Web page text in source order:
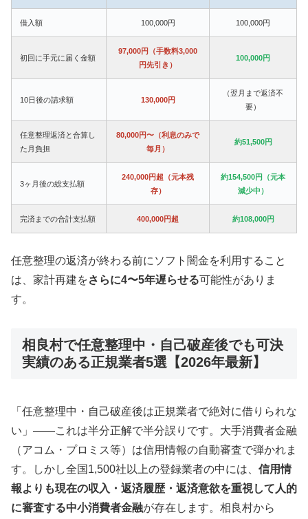
借入額 100,000円 100,000円
初回に手元に届く金額
97,000円（手数料3,000
円先引き）
100,000円
10日後の請求額 130,000円
（翌月まで返済不
要）
任意整理返済と合算し
た月負担
80,000円〜（利息のみで
毎月）
約51,500円
3ヶ月後の総支払額
240,000円超（元本残
存）
約154,500円（元本
減少中）
完済までの合計支払額 400,000円超 約108,000円
任意整理の返済が終わる前にソフト闇金を利用すること
は、家計再建をさらに4〜5年遅らせる可能性がありま
す。
相良村で任意整理中・自己破産後でも可決
実績のある正規業者5選【2026年最新】
「任意整理中・自己破産後は正規業者で絶対に借りられな
い」——これは半分正解で半分誤りです。大手消費者金融
（アコム・プロミス等）は信用情報の自動審査で弾かれま
す。しかし全国1,500社以上の登録業者の中には、 信用情
報よりも現在の収入・返済履歴・返済意欲を重視して人的
に審査する中小消費者金融が存在します。相良村から